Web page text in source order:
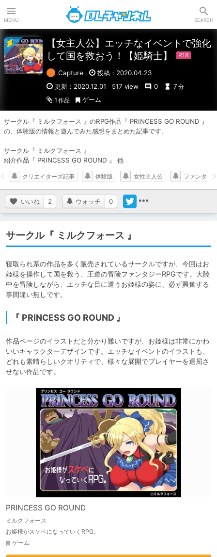
MENU SEARCH
【女主人公】エッチなイベントで強化
して国を救おう！【姫騎士】
Capture
投稿：2020.04.23
更新：2020.12.01
517 view 0 7 分
1 作品 ゲーム
サークル『 ミルクフォース 』のRPG作品『 PRINCESS GO ROUND 』
の、体験版の情報と遊んでみた感想をまとめた記事です。
サークル『 ミルクフォース 』
紹介作品『 PRINCESS GO ROUND 』 他
いいね 2 ウォッチ 0
クリエイターズ記事 体験版 女性主人公 ファンタジ
サークル『 ミルクフォース 』
寝取られ系の作品を多く販売されているサークルですが、今回はお
姫様を操作して国を救う、王道の冒険ファンタジーRPGです。大陸
中を冒険しながら、エッチな目に遭うお姫様の姿に、必ず興奮する
事間違い無しです。
『 PRINCESS GO ROUND 』
作品ページのイラストだと分かり難いですが、お姫様は非常にかわ
いいキャラクターデザインです。エッチなイベントのイラストも、
どれも素晴らしいクオリティで、様々な展開でプレイヤーを退屈さ
せない作品です。
PRINCESS GO ROUND
ミルクフォース
お姫様がスケベになっていくRPG。
ゲーム